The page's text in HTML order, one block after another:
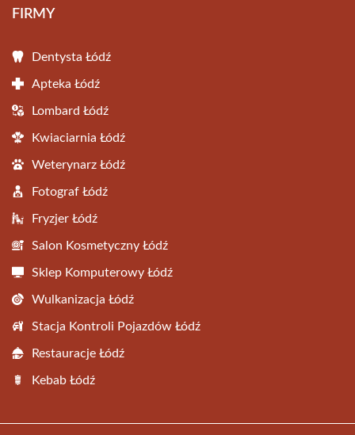
FIRMY
Dentysta Łódź
Apteka Łódź
Lombard Łódź
Kwiaciarnia Łódź
Weterynarz Łódź
Fotograf Łódź
Fryzjer Łódź
Salon Kosmetyczny Łódź
Sklep Komputerowy Łódź
Wulkanizacja Łódź
Stacja Kontroli Pojazdów Łódź
Restauracje Łódź
Kebab Łódź